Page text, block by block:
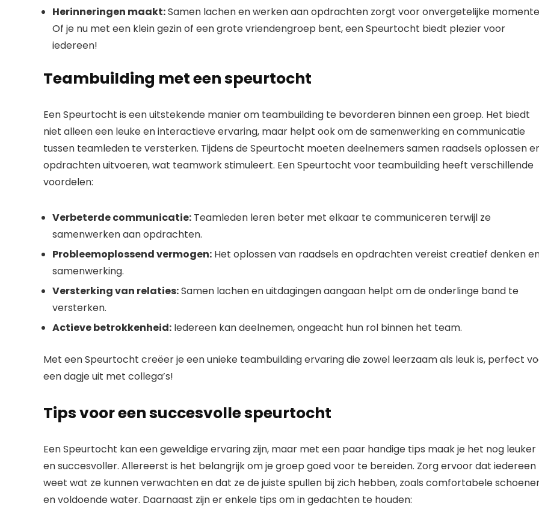
Herinneringen maakt:Samen lachen en werken aan opdrachten zorgt voor onvergetelijke
Of je nu met een klein gezin of een grote vriendengroep bent, een Speurtocht biedt plezier voor
iedereen!
Teambuilding met een speurtocht
Een Speurtocht is een uitstekende manier om teambuilding te bevorderen binnen een groep. Het biedt
niet alleen een leuke en interactieve ervaring, maar helpt ook om de samenwerking en communicatie
tussen teamleden te versterken. Tijdens de Speurtocht moeten deelnemers samen raadsels oplossen
opdrachten uitvoeren, wat teamwork stimuleert. Een Speurtocht voor teambuilding heeft verschillende
voordelen:
Verbeterde communicatie: Teamleden leren beter met elkaar te communiceren terwijl ze
samenwerken aan opdrachten.
Probleemoplossend vermogen: Het oplossen van raadsels en opdrachten vereist creatief denken
samenwerking.
Versterking van relaties:Samen lachen en uitdagingen aangaan helpt om de onderlinge band te
versterken.
Actieve betrokkenheid: Iedereen kan deelnemen, ongeacht hun rol binnen het team.
Met een Speurtocht creëer je een unieke teambuilding ervaring die zowel leerzaam als leuk is, perfect
een dagje uit met collega’s!
Tips voor een succesvolle speurtocht
Een Speurtocht kan een geweldige ervaring zijn, maar met een paar handige tips maak je het nog leuker
en succesvoller. Allereerst is het belangrijk om je groep goed voor te bereiden. Zorg ervoor dat iedereen
weet wat ze kunnen verwachten en dat ze de juiste spullen bij zich hebben, zoals comfortabele
en voldoende water. Daarnaast zijn er enkele tips om in gedachten te houden: